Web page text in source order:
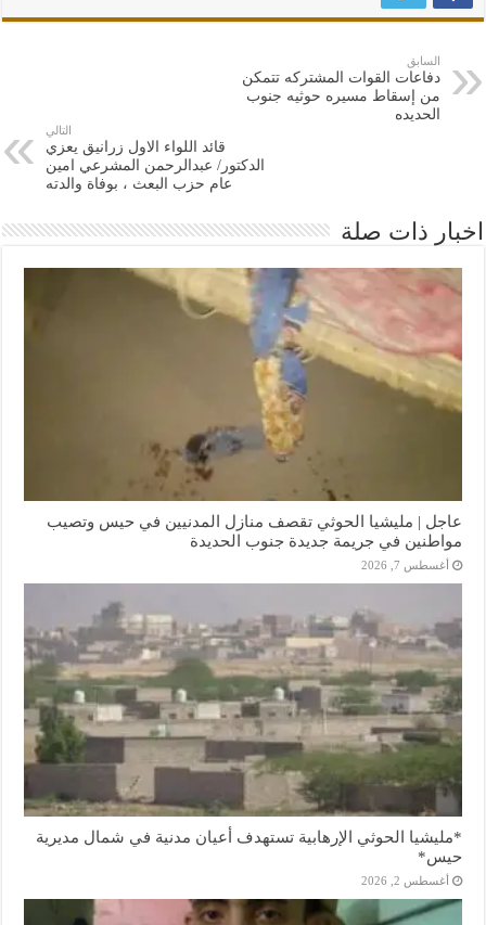
السابق
دفاعات القوات المشتركه تتمكن
من إسقاط مسيره حوثيه جنوب
الحديده
التالي
قائد اللواء الاول زرانيق يعزي
الدكتور/ عبدالرحمن المشرعي امين
عام حزب البعث ، بوفاة والدته
اخبار ذات صلة
عاجل | مليشيا الحوثي تقصف منازل المدنيين في حيس وتصيب
مواطنين في جريمة جديدة جنوب الحديدة
أغسطس 7, 2026
*مليشيا الحوثي الإرهابية تستهدف أعيان مدنية في شمال مديرية
حيس*
أغسطس 2, 2026